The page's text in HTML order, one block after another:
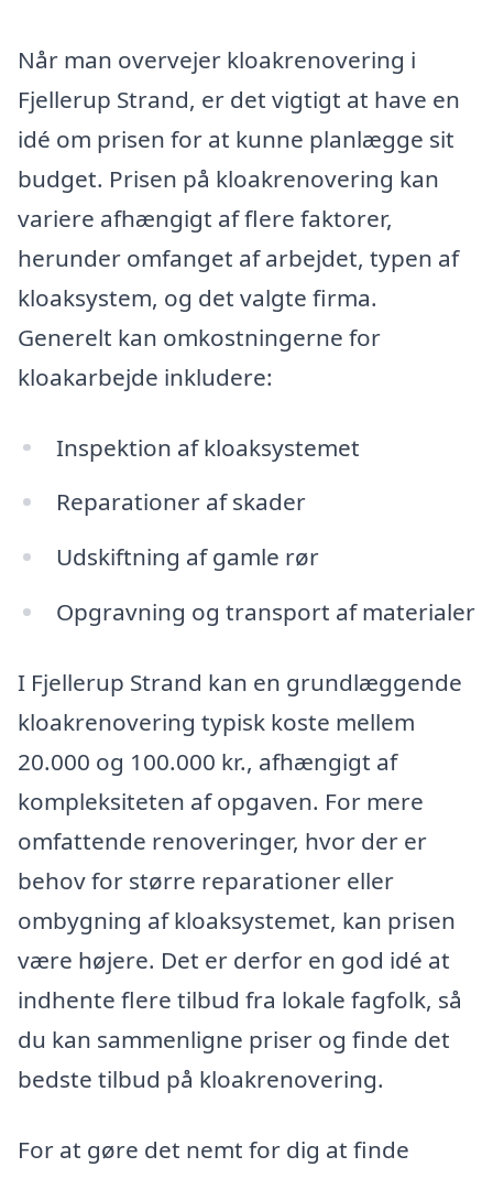
Når man overvejer kloakrenovering i
Fjellerup Strand, er det vigtigt at have en
idé om prisen for at kunne planlægge sit
budget. Prisen på kloakrenovering kan
variere afhængigt af flere faktorer,
herunder omfanget af arbejdet, typen af
kloaksystem, og det valgte firma.
Generelt kan omkostningerne for
kloakarbejde inkludere:
Inspektion af kloaksystemet
Reparationer af skader
Udskiftning af gamle rør
Opgravning og transport af materialer
I Fjellerup Strand kan en grundlæggende
kloakrenovering typisk koste mellem
20.000 og 100.000 kr., afhængigt af
kompleksiteten af opgaven. For mere
omfattende renoveringer, hvor der er
behov for større reparationer eller
ombygning af kloaksystemet, kan prisen
være højere. Det er derfor en god idé at
indhente flere tilbud fra lokale fagfolk, så
du kan sammenligne priser og finde det
bedste tilbud på kloakrenovering.
For at gøre det nemt for dig at finde